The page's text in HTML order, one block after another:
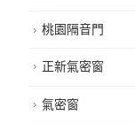
桃園隔音門
正新氣密窗
氣密窗